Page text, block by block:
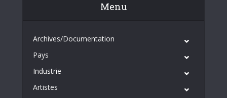
Menu
Archives/Documentation
Pays
Industrie
Artistes